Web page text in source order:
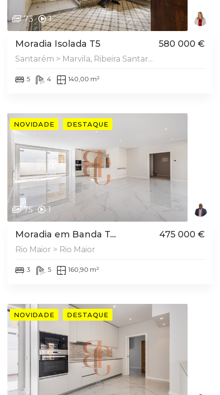
73 1
Moradia Isolada T5 580 000 €
Santarém > Marvila, Ribeira Santar...
5 4 140,00 m²
NOVIDADE DESTAQUE
75 1
Moradia em Banda T... 475 000 €
Rio Maior > Rio Maior
3 5 160,90 m²
NOVIDADE DESTAQUE